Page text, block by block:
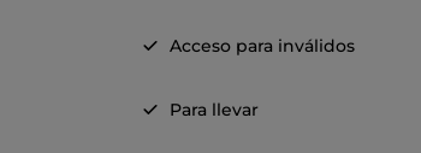
Acceso para inválidos
Para llevar